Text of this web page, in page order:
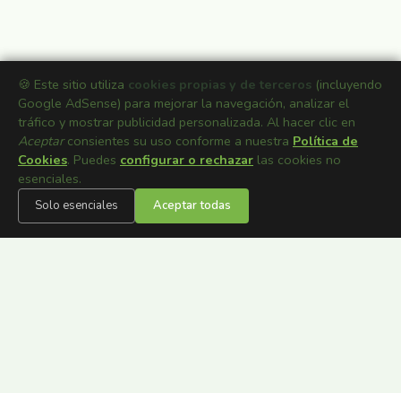
🍪 Este sitio utiliza cookies propias y de terceros (incluyendo
Google AdSense) para mejorar la navegación, analizar el
tráfico y mostrar publicidad personalizada. Al hacer clic en
Aceptarconsientes su uso conforme a nuestra Política de
Cookies. Puedes configurar o rechazar las cookies no
esenciales.
Solo esenciales Aceptar todas